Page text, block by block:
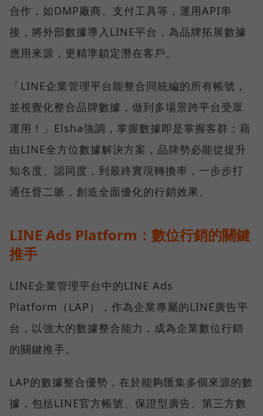
合作，如DMP廠商、支付工具等，運用API串
接，將外部數據導入LINE平台，為品牌拓展數據
應用來源，更精準鎖定潛在客戶。
「LINE企業管理平台能整合同統編的所有帳號，
並視覺化整合品牌數據，做到多場景跨平台受眾
運用！」Elsha強調，掌握數據即是掌握客群；藉
由LINE全方位數據解決方案，品牌勢必能從提升
知名度、認同度，到最終實現轉換率，一步步打
通任督二脈，創造全面優化的行銷效果。
LINE Ads Platform：數位行銷的關鍵
推手
LINE企業管理平台中的LINE Ads
Platform（LAP），作為企業專屬的LINE廣告平
台，以強大的數據整合能力，成為企業數位行銷
的關鍵推手。
LAP的數據整合優勢，在於能夠匯集多個來源的數
據，包括LINE官方帳號、保證型廣告、第三方數